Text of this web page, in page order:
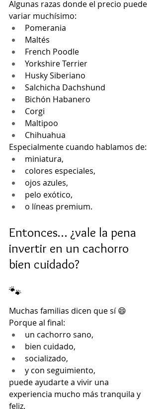
Algunas razas donde el precio puede
variar muchísimo:
Pomerania
Maltés
French Poodle
Yorkshire Terrier
Husky Siberiano
Salchicha Dachshund
Bichón Habanero
Corgi
Maltipoo
Chihuahua
Especialmente cuando hablamos de:
miniatura,
colores especiales,
ojos azules,
pelo exótico,
o líneas premium.
Entonces… ¿vale la pena
invertir en un cachorro
bien cuidado?
🐾
Muchas familias dicen que sí 😄
Porque al final:
un cachorro sano,
bien cuidado,
socializado,
y con seguimiento,
puede ayudarte a vivir una
experiencia mucho más tranquila y
feliz.